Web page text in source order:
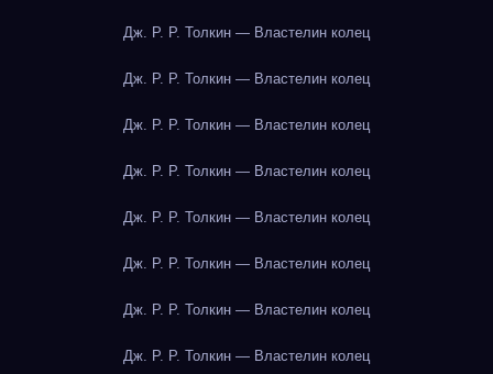
Дж. Р. Р. Толкин — Властелин колец
Дж. Р. Р. Толкин — Властелин колец
Дж. Р. Р. Толкин — Властелин колец
Дж. Р. Р. Толкин — Властелин колец
Дж. Р. Р. Толкин — Властелин колец
Дж. Р. Р. Толкин — Властелин колец
Дж. Р. Р. Толкин — Властелин колец
Дж. Р. Р. Толкин — Властелин колец